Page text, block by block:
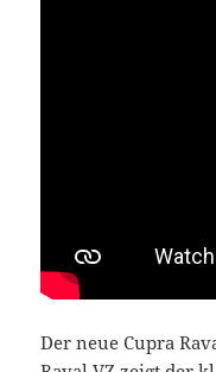
Der neue Cupra